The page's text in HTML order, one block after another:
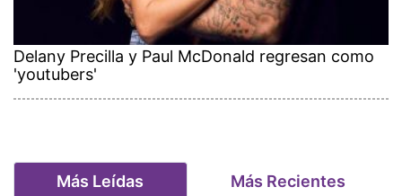
Delany Precilla y Paul McDonald regresan como
'youtubers'
Más Leídas Más Recientes